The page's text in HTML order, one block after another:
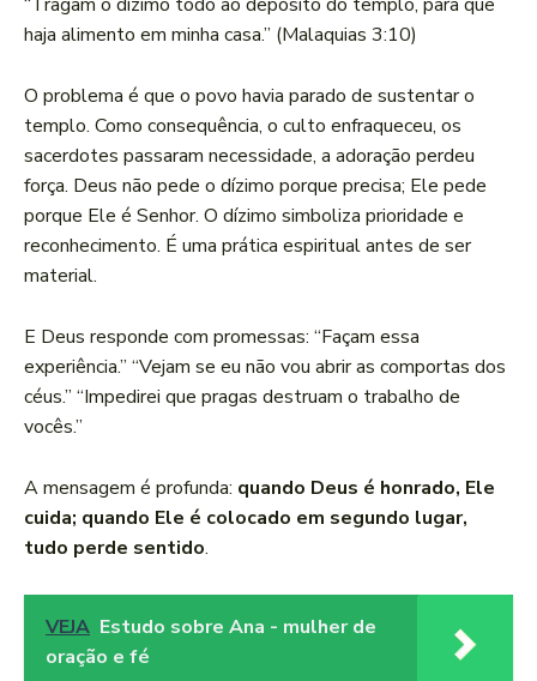
haja alimento em minha casa.” (Malaquias 3:10)
O problema é que o povo havia parado de sustentar o
templo. Como consequência, o culto enfraqueceu, os
sacerdotes passaram necessidade, a adoração perdeu
força. Deus não pede o dízimo porque precisa; Ele pede
porque Ele é Senhor. O dízimo simboliza prioridade e
reconhecimento. É uma prática espiritual antes de ser
material.
E Deus responde com promessas: “Façam essa
experiência.” “Vejam se eu não vou abrir as comportas dos
céus.” “Impedirei que pragas destruam o trabalho de
vocês.”
A mensagem é profunda: quando Deus é honrado, Ele
cuida; quando Ele é colocado em segundo lugar,
tudo perde sentido.
VEJA Estudo sobre Ana - mulher de
oração e fé